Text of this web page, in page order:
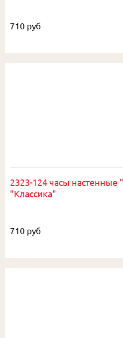
710 руб
2323-124 часы настенные
"Классика"
710 руб